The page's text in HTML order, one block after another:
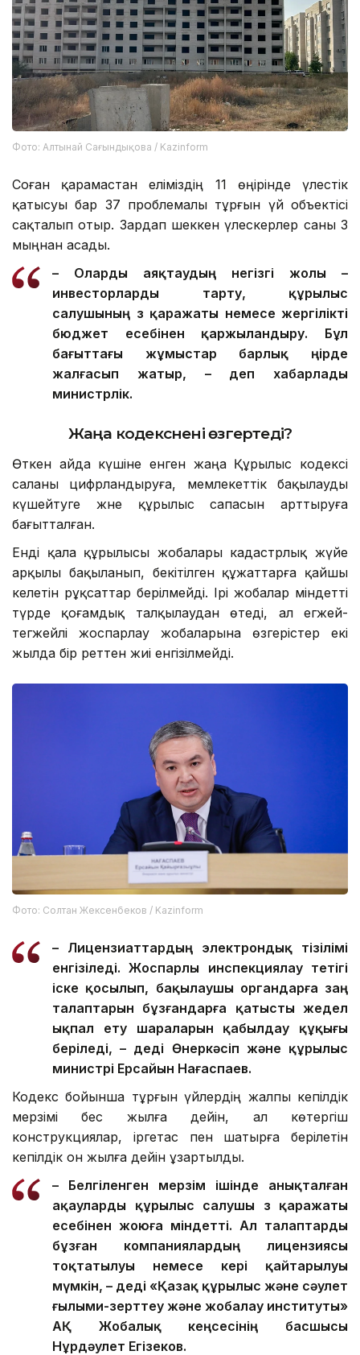
Фото: Алтынай Сағындықова / Kazinform
Соған қарамастан еліміздің 11 өңірінде үлестік
қатысуы бар 37 проблемалы тұрғын үй объектісі
сақталып отыр. Зардап шеккен үлескерлер саны 3
мыңнан асады.
– Оларды аяқтаудың негізгі жолы –
инвесторларды тарту, құрылыс
салушының өз қаражаты немесе жергілікті
бюджет есебінен қаржыландыру. Бұл
бағыттағы жұмыстар барлық өңірде
жалғасып жатыр, – деп хабарлады
министрлік.
Жаңа кодекснені өзгертеді?
Өткен айда күшіне енген жаңа Құрылыс кодексі
саланы цифрландыруға, мемлекеттік бақылауды
күшейтуге және құрылыс сапасын арттыруға
бағытталған.
Енді қала құрылысы жобалары кадастрлық жүйе
арқылы бақыланып, бекітілген құжаттарға қайшы
келетін рұқсаттар берілмейді. Ірі жобалар міндетті
түрде қоғамдық талқылаудан өтеді, ал егжей-
тегжейлі жоспарлау жобаларына өзгерістер екі
жылда бір реттен жиі енгізілмейді.
Фото: Солтан Жексенбеков / Kazinform
– Лицензиаттардың электрондық тізілімі
енгізіледі. Жоспарлы инспекциялау тетігі
іске қосылып, бақылаушы органдарға заң
талаптарын бұзғандарға қатысты жедел
ықпал ету шараларын қабылдау құқығы
беріледі, – деді Өнеркәсіп және құрылыс
министрі Ерсайын Нағаспаев.
Кодекс бойынша тұрғын үйлердің жалпы кепілдік
мерзімі бес жылға дейін, ал көтергіш
конструкциялар, іргетас пен шатырға берілетін
кепілдік он жылға дейін ұзартылды.
– Белгіленген мерзім ішінде анықталған
ақауларды құрылыс салушы өз қаражаты
есебінен жоюға міндетті. Ал талаптарды
бұзған компаниялардың лицензиясы
тоқтатылуы немесе кері қайтарылуы
мүмкін, – деді «Қазақ құрылыс және сәулет
ғылыми-зерттеу және жобалау институты»
АҚ Жобалық кеңсесінің басшысы
Нұрдәулет Егізеков.